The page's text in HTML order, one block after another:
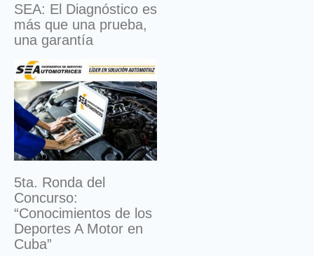
SEA: El Diagnóstico es
más que una prueba,
una garantía
5ta. Ronda del
Concurso:
“Conocimientos de los
Deportes A Motor en
Cuba”